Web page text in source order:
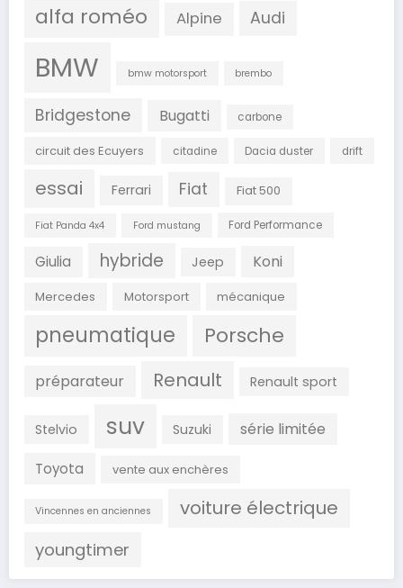
alfa roméo Alpine Audi
BMW bmw motorsport brembo
Bridgestone Bugatti carbone
circuit des Ecuyers citadine Dacia duster drift
essai Ferrari Fiat Fiat 500
Fiat Panda 4x4 Ford mustang Ford Performance
Giulia hybride Jeep Koni
Mercedes Motorsport mécanique
pneumatique Porsche
préparateur Renault Renault sport
Stelvio suv Suzuki série limitée
Toyota vente aux enchères
Vincennes en anciennes voiture électrique
youngtimer